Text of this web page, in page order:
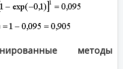
методы